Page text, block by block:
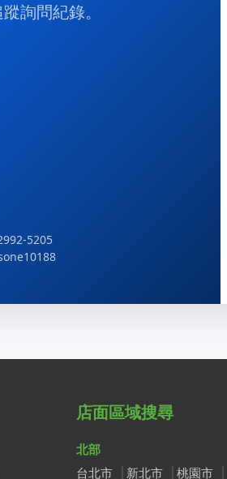
詢問紀錄。
5205
店面區域搜尋
北部
台北市
新北市 桃園市